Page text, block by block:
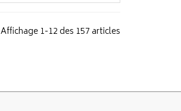
Affichage 1-12 des 157 articles